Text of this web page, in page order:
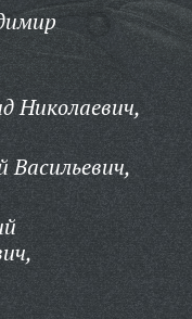
Николаевич,
Васильевич,